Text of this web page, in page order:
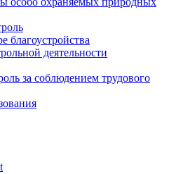
благоустройства
деятельности
за соблюдением трудового